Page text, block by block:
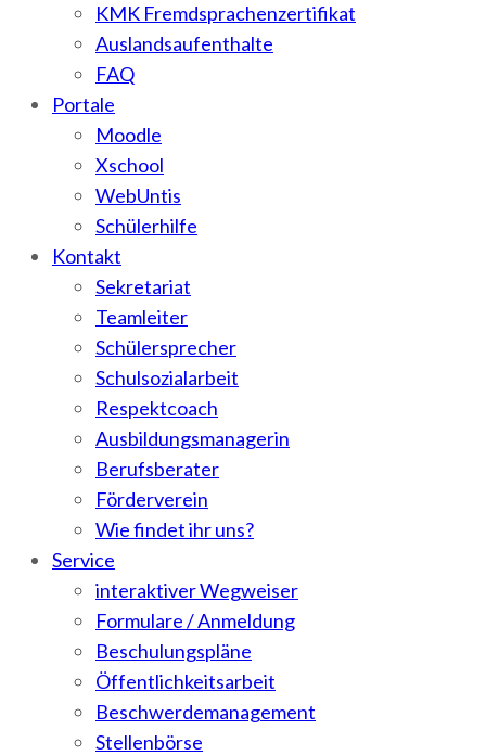
KMK Fremdsprachenzertifikat
Auslandsaufenthalte
FAQ
Portale
Moodle
Xschool
WebUntis
Schülerhilfe
Kontakt
Sekretariat
Teamleiter
Schülersprecher
Schulsozialarbeit
Respektcoach
Ausbildungsmanagerin
Berufsberater
Förderverein
Wie findet ihr uns?
Service
interaktiver Wegweiser
Formulare / Anmeldung
Beschulungspläne
Öffentlichkeitsarbeit
Beschwerdemanagement
Stellenbörse